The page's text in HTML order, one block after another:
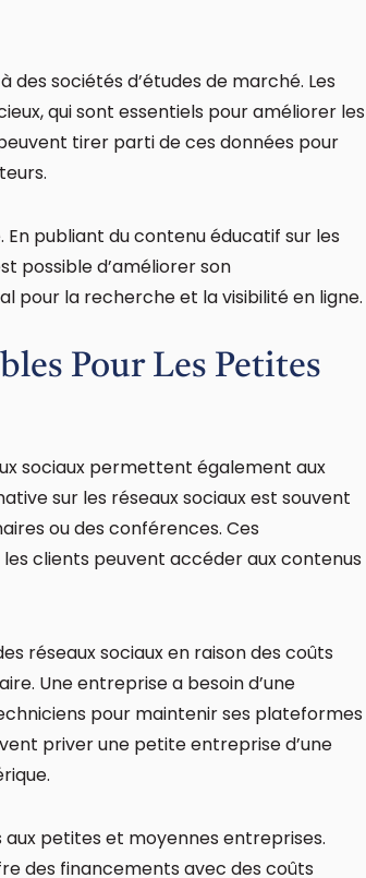
sociétés d’études de marché. Les
qui sont essentiels pour améliorer les
tirer parti de ces données pour
En publiant du contenu éducatif sur les
possible d’améliorer son
pour la recherche et la visibilité en ligne.
Pour Les Petites
sociaux permettent également aux
sur les réseaux sociaux est souvent
ou des conférences. Ces
clients peuvent accéder aux contenus
réseaux sociaux en raison des coûts
Une entreprise a besoin d’une
pour maintenir ses plateformes
priver une petite entreprise d’une
petites et moyennes entreprises.
des financements avec des coûts